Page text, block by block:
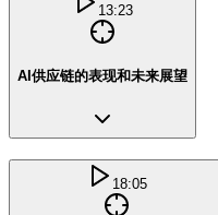
13:23
AI供应链的表现和未来展望
18:05